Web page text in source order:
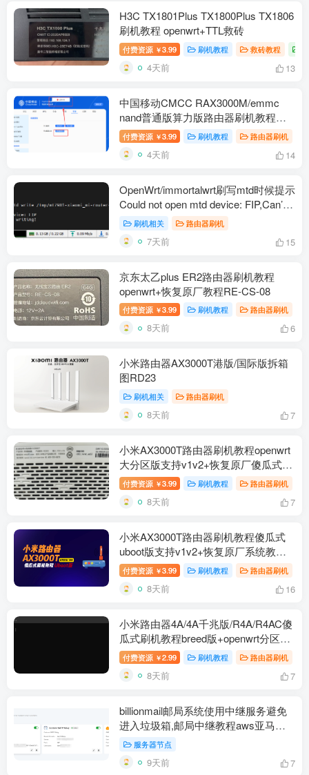
H3C TX1801Plus TX1800Plus TX1806
刷机教程 openwrt+TTL救砖
付费资源 ￥3.99 刷机教程 救砖教程
4天前 13
中国移动CMCC RAX3000M/emmc
nand普通版算力版路由器刷机教程
openwrt+恢复原厂
付费资源 ￥3.99 刷机教程 路由器刷机
4天前 14
OpenWrt/immortalwrt刷写mtd时候提示
Could not open mtd device: FIP,Can’t
open device for writing!解决办法
刷机相关 路由器刷机
7天前 15
京东太乙plus ER2路由器刷机教程
openwrt+恢复原厂教程RE-CS-08
付费资源 ￥3.99 刷机教程 路由器刷机
8天前 6
小米路由器AX3000T港版/国际版拆箱
图RD23
刷机相关 路由器刷机
8天前 7
小米AX3000T路由器刷机教程openwrt
大分区版支持v1v2+恢复原厂傻瓜式
RD03/RD23
付费资源 ￥3.99 刷机教程 路由器刷机
8天前 7
小米AX3000T路由器刷机教程傻瓜式
uboot版支持v1v2+恢复原厂系统教程
RD03 RD23
付费资源 ￥3.99 刷机教程 路由器刷机
8天前 16
小米路由器4A/4A千兆版/R4A/R4AC傻
瓜式刷机教程breed版+openwrt分区版
支持V1V2+恢复原厂教程
付费资源 ￥2.99 刷机教程 路由器刷机
8天前 7
billionmail邮局系统使用中继服务避免
进入垃圾箱,邮局中继教程aws亚马逊
云设置resend免费中继
服务器节点
9天前 7